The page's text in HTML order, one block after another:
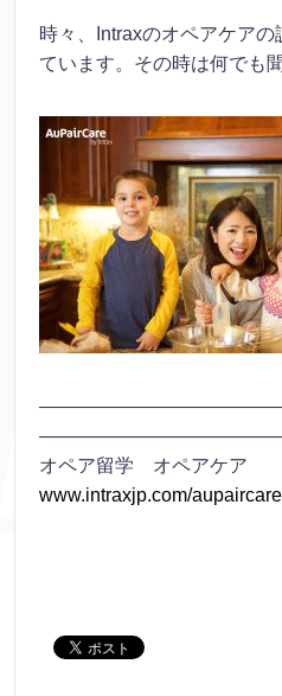
時々、Intraxのオペアケア
ています。その時は何でも
オペア留学 オペアケア
www.intraxjp.com/